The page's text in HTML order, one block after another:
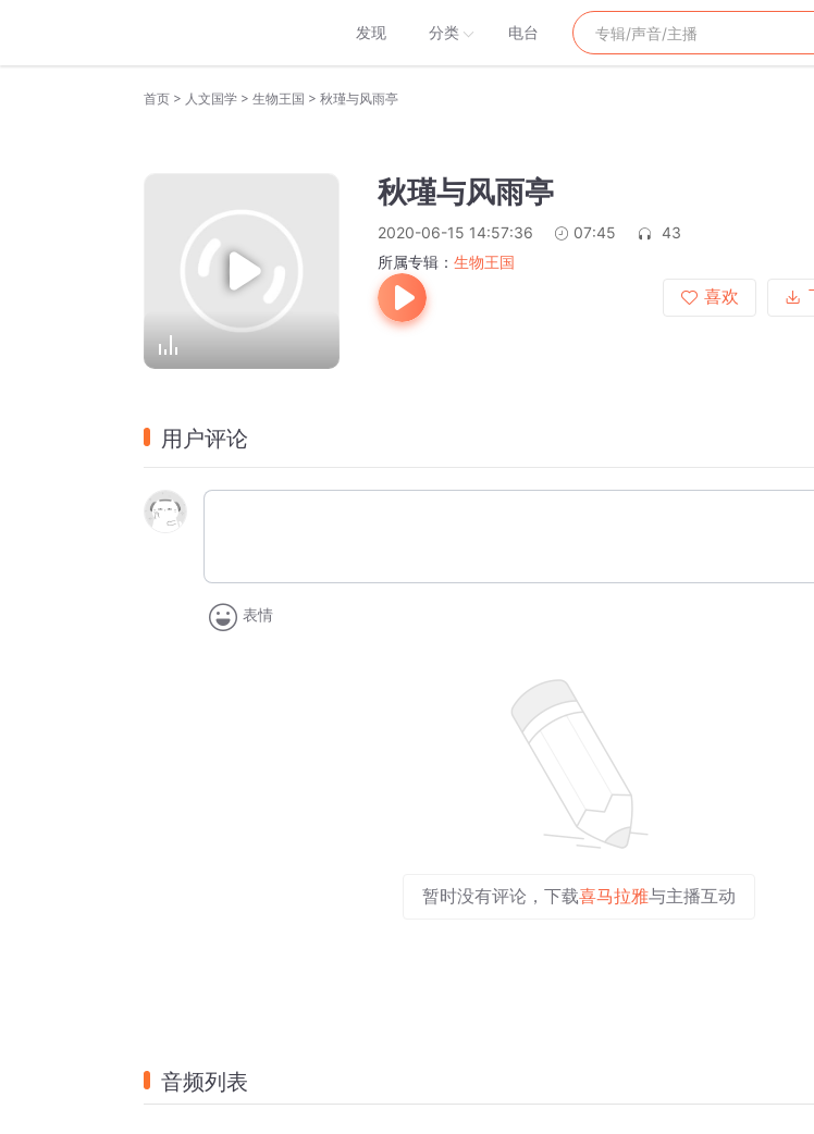
发现 分类 电台
首页 > 人文国学 > 生物王国 > 秋瑾与风雨亭
秋瑾与风雨亭
2020-06-15 14:57:36 07:45
43
所属专辑： 生物王国
喜欢
用户评论
表情
暂时没有评论，下载喜马拉雅与主播互动
音频列表